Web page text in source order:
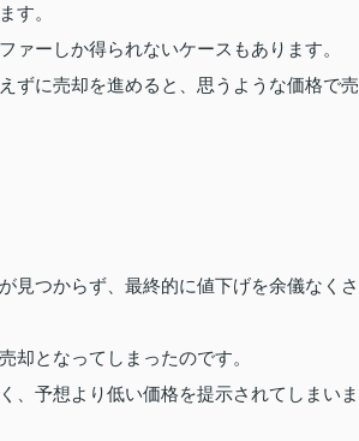
す。
ァーしか得られないケースもあります。
ずに売却を進めると、思うような価格で売
見つからず、最終的に値下げを余儀なくさ
却となってしまったのです。
、予想より低い価格を提示されてしまいま